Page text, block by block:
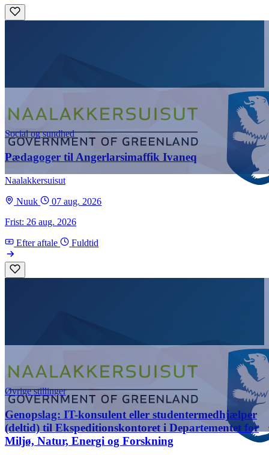
Social og sundhed
Pædagoger til Angerlarsimaffik Ivaneq
Naalakkersuisut
Nuuk
07 aug. 2026
Frist: 26 aug. 2026
Efter aftale Fuldtid
Øvrige stillinger
Genopslag: IT-konsulent eller studentermedhjælper
(deltid) til Ekspeditionskontoret i Departementet for
Miljø, Natur, Energi og Forskning